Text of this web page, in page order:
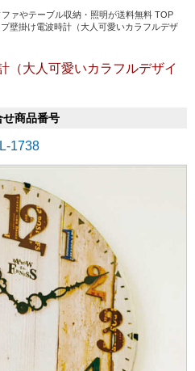
ァやテーブル収納・照明が送料無料 TOP
壁掛け電波時計（大人可愛いカラフルデザ
（大人可愛いカラフルデザイ
せ商品番号
1738